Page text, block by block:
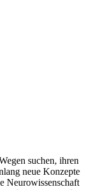
suchen, ihren
neue Konzepte
Neurowissenschaft